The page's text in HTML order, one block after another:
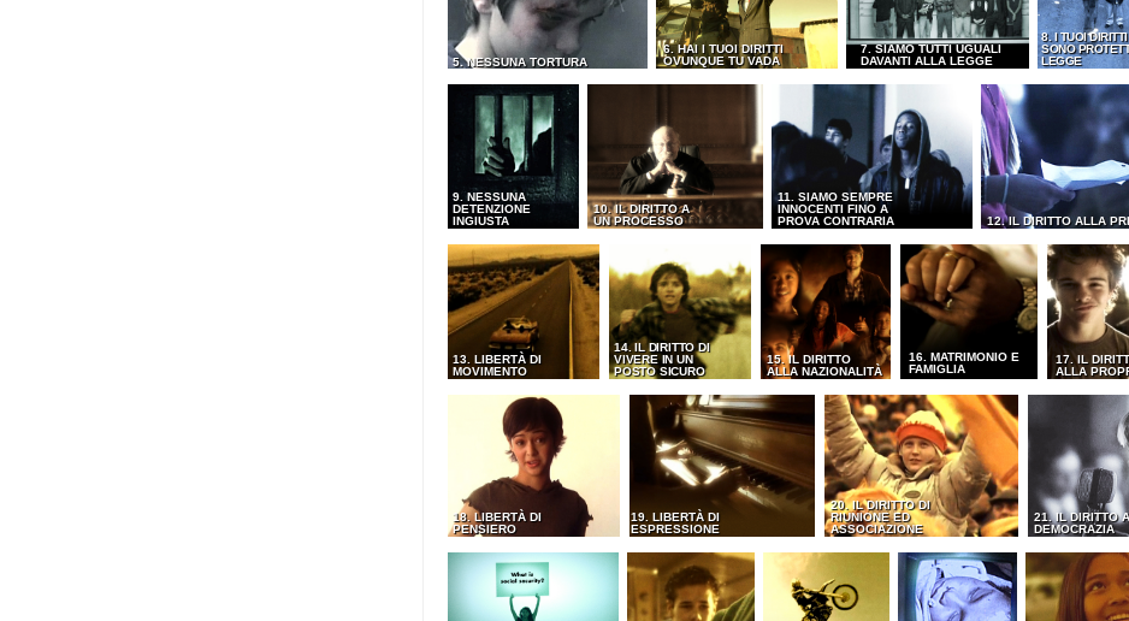
5. NESSUNA TORTURA
6. HAI I TUOI DIRITTI
OVUNQUE TU VADA
7. SIAMO TUTTI UGUALI
DAVANTI ALLA LEGGE
8. I TUOI DIRITTI
SONO
LEGGE
9. NESSUNA
DETENZIONE
INGIUSTA
10. IL DIRITTO A
UN PROCESSO
11. SIAMO SEMPRE
INNOCENTI FINO A
PROVA CONTRARIA
12. IL DIRITTO ALLA
13. LIBERTÀ DI
MOVIMENTO
14. IL DIRITTO DI
VIVERE IN UN
POSTO SICURO
15. IL DIRITTO
ALLA NAZIONALITÀ
16. MATRIMONIO E
FAMIGLIA
17. IL
ALLA
18. LIBERTÀ DI
PENSIERO
19. LIBERTÀ DI
ESPRESSIONE
20. IL DIRITTO DI
RIUNIONE ED
ASSOCIAZIONE
21. IL DIRITTO
DEMOCRAZIA